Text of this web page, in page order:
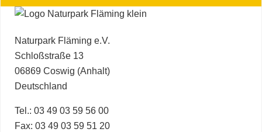
Naturpark Fläming e.V.
Schloßstraße 13
06869 Coswig (Anhalt)
Deutschland
Tel.: 03 49 03 59 56 00
Fax: 03 49 03 59 51 20